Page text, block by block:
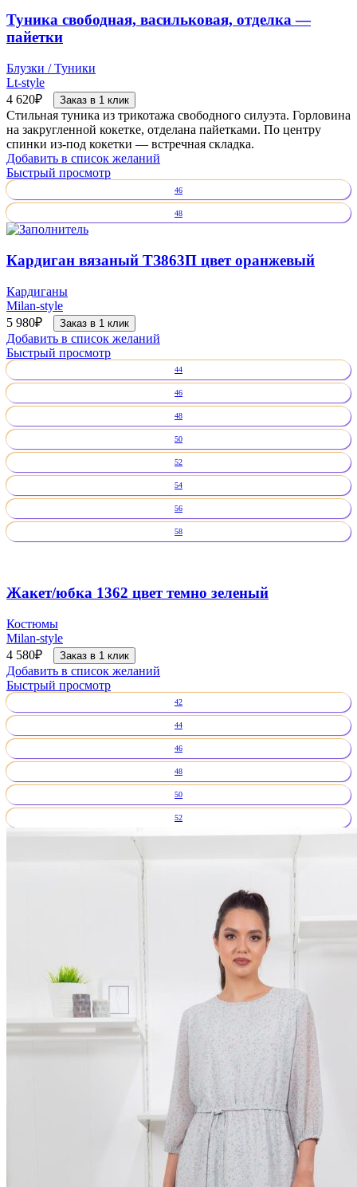
Туника свободная, васильковая, отделка —
пайетки
Блузки / Туники
Lt-style
4 620₽ Заказ в 1 клик
Стильная туника из трикотажа свободного силуэта. Горловина
на закругленной кокетке, отделана пайетками. По центру
спинки из-под кокетки — встречная складка.
Добавить в список желаний
Быстрый просмотр
46
48
Кардиган вязаный ТЗ863П цвет оранжевый
Кардиганы
Milan-style
5 980₽ Заказ в 1 клик
Добавить в список желаний
Быстрый просмотр
44
46
48
50
52
54
56
58
Жакет/юбка 1362 цвет темно зеленый
Костюмы
Milan-style
4 580₽ Заказ в 1 клик
Добавить в список желаний
Быстрый просмотр
42
44
46
48
50
52